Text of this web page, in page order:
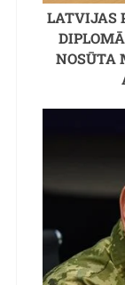
LATVIJAS
NOSŪTA